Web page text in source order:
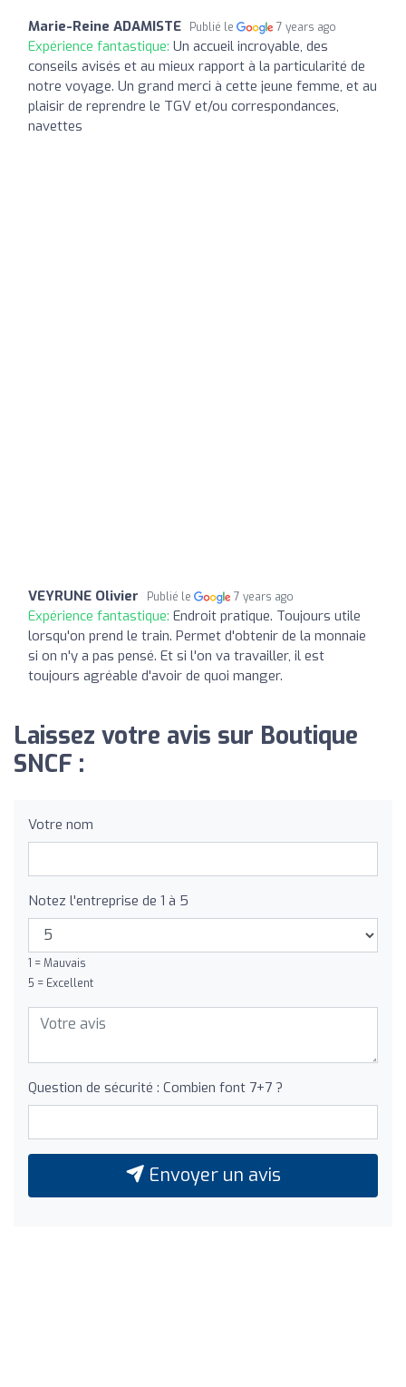
Marie-Reine ADAMISTE Publié le 7 years ago
Expérience fantastique: Un accueil incroyable, des
conseils avisés et au mieux rapport à la particularité de
notre voyage. Un grand merci à cette jeune femme, et au
plaisir de reprendre le TGV et/ou correspondances,
navettes
VEYRUNE Olivier Publié le 7 years ago
Expérience fantastique: Endroit pratique. Toujours utile
lorsqu'on prend le train. Permet d'obtenir de la monnaie
si on n'y a pas pensé. Et si l'on va travailler, il est
toujours agréable d'avoir de quoi manger.
Laissez votre avis sur Boutique
SNCF :
Votre nom
Notez l'entreprise de 1 à 5
1 = Mauvais
5 = Excellent
Question de sécurité : Combien font 7+7 ?
Envoyer un avis